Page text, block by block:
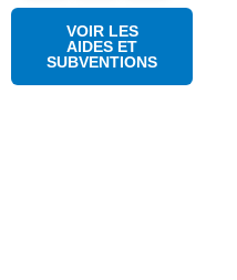
VOIR LES
AIDES ET
SUBVENTIONS